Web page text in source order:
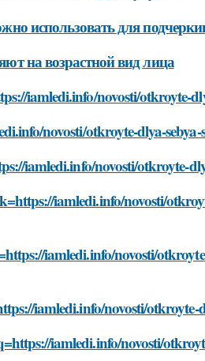
использовать для
на возрастной вид лица
iamledi.info/novosti/otkroyte-
novosti/otkroyte-dlya-
iamledi.info/novosti/otkroyte-
iamledi.info/novosti/
iamledi.info/novosti/
iamledi.info/novosti/otkroyte-
iamledi.info/novosti/